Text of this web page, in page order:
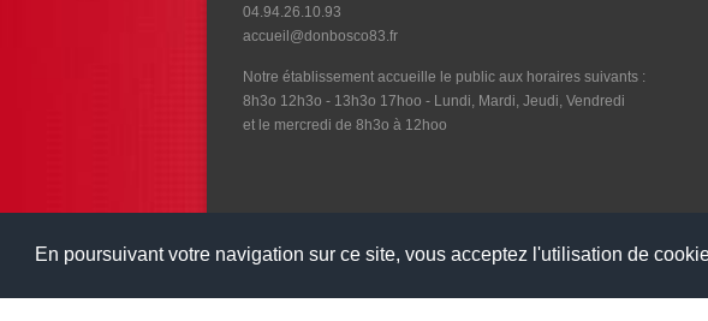
En poursuivant votre navigation sur ce site, vous acceptez l'utilisation de
04.94.26.10.93
accueil@donbosco83.fr
Notre établissement accueille le public aux horaires suivants :
8h3o 12h3o - 13h3o 17hoo - Lundi, Mardi, Jeudi, Vendredi
et le mercredi de 8h3o à 12hoo
Copyright 2016Institution Don BoscoTous droits réservés